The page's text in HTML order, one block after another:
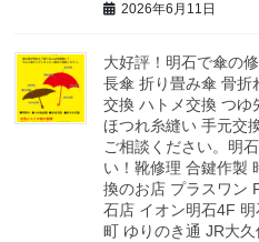
2026年6月11日
大好評！明石で傘の
長傘 折り畳み傘 骨折
交換 ハトメ交換 つゆ
ほつれ糸縫い 手元交
ご相談ください。明
い！靴修理 合鍵作製
換のお店 プラスワン
石店 イオン明石4F
町 ゆりのき通 JR大